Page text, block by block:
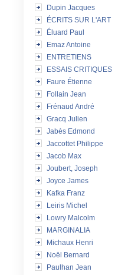
Dupin Jacques
ÉCRITS SUR L'ART
Éluard Paul
Emaz Antoine
ENTRETIENS
ESSAIS CRITIQUES
Faure Étienne
Follain Jean
Frénaud André
Gracq Julien
Jabès Edmond
Jaccottet Philippe
Jacob Max
Joubert, Joseph
Joyce James
Kafka Franz
Leiris Michel
Lowry Malcolm
MARGINALIA
Michaux Henri
Noël Bernard
Paulhan Jean